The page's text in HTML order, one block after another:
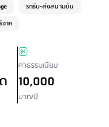
รถรับ-ส่งสนามบิน
จาค
ค่าธรรมเนียม
10,000
บาท/ปี